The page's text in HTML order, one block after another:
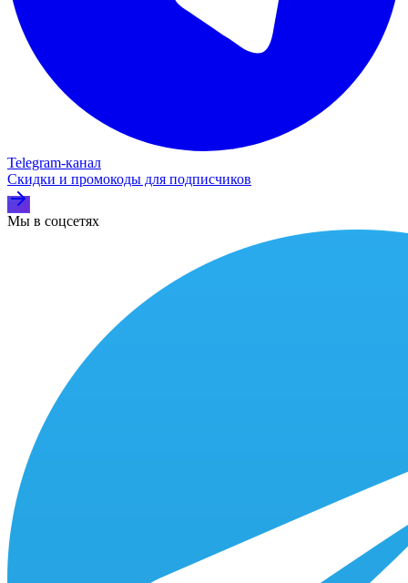
Telegram‑канал
Скидки и промокоды для подписчиков
Мы в соцсетях